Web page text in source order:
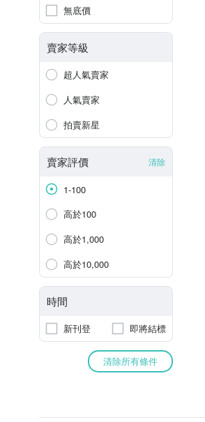
無底價
賣家等級
超人氣賣家
人氣賣家
拍賣新星
賣家評價 清除
1-100
高於100
高於1,000
高於10,000
時間
新刊登 即將結標
清除所有條件